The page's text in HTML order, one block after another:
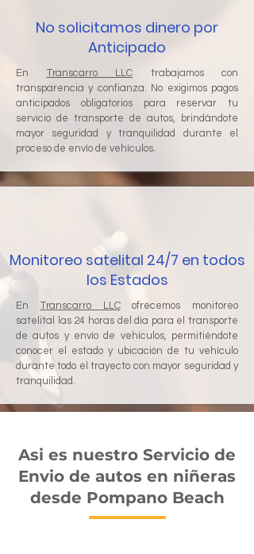
No solicitamos dinero por
Anticipado
En Transcarro LLC trabajamos con
transparencia y confianza. No exigimos pagos
anticipados obligatorios para reservar tu
servicio de transporte de autos, brindándote
mayor seguridad y tranquilidad durante el
proceso de envío de vehículos.
Monitoreo satelital 24/7 en todos
los Estados
En Transcarro LLCofrecemos monitoreo
satelital las 24 horas del día para el transporte
de autos y envío de vehículos, permitiéndote
conocer el estado y ubicación de tu vehículo
durante todo el trayecto con mayor seguridad y
tranquilidad.
Asi es nuestro Servicio de
Envio de autos en niñeras
desde Pompano Beach